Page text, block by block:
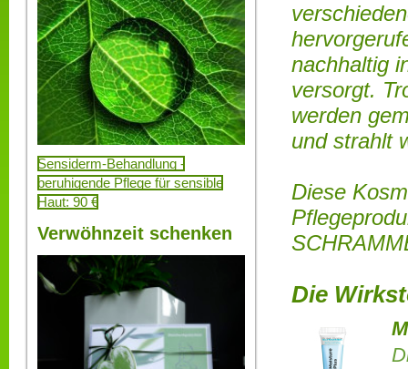
Sensiderm-Behandlung -
beruhigende Pflege für sensible
Haut: 90 €
Verwöhnzeit schenken
nachhaltig
versorgt.
werden
und strahlt
Diese
Die